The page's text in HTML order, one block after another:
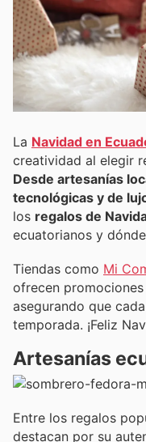
La Navidad en
creatividad al elegir
Desde artesanías
tecnológicas y de
los regalos de
ecuatorianos y
Tiendas como Mi
ofrecen
asegurando que
temporada. ¡Feliz
Artesanías
Entre los regalos
destacan por su